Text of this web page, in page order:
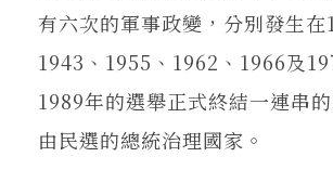
有六次的軍事政變，分別發生在
1943、1955、1962、1966及
1989年的選舉正式終結一連串的
由民選的總統治理國家。